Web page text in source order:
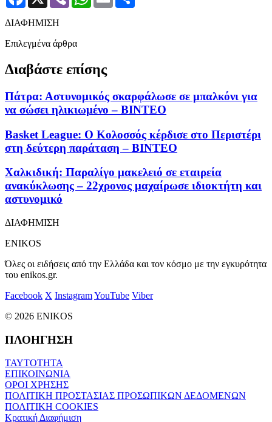
ΔΙΑΦΗΜΙΣΗ
Επιλεγμένα άρθρα
Διαβάστε επίσης
Πάτρα: Αστυνομικός σκαρφάλωσε σε μπαλκόνι για
να σώσει ηλικιωμένο – ΒΙΝΤΕΟ
Basket League: Ο Κολοσσός κέρδισε στο Περιστέρι
στη δεύτερη παράταση – ΒΙΝΤΕΟ
Χαλκιδική: Παραλίγο μακελειό σε εταιρεία
ανακύκλωσης – 22χρονος μαχαίρωσε ιδιοκτήτη και
αστυνομικό
ΔΙΑΦΗΜΙΣΗ
ENIKOS
Όλες οι ειδήσεις από την Ελλάδα και τον κόσμο με την εγκυρότητα
του enikos.gr.
Facebook X InstagramYouTube Viber
© 2026 ENIKOS
ΠΛΟΗΓΗΣΗ
ΤΑΥΤΟΤΗΤΑ
ΕΠΙΚΟΙΝΩΝΙΑ
ΟΡΟΙ ΧΡΗΣΗΣ
ΠΟΛΙΤΙΚΗ ΠΡΟΣΤΑΣΙΑΣ ΠΡΟΣΩΠΙΚΩΝ ΔΕΔΟΜΕΝΩΝ
ΠΟΛΙΤΙΚΗ COOKIES
Κρατική Διαφήμιση